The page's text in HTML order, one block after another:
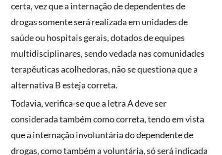
certa, vez que a internação de dependentes de
drogas somente será realizada em unidades de
saúde ou hospitais gerais, dotados de equipes
multidisciplinares, sendo vedada nas comunidades
terapêuticas acolhedoras, não se questiona que a
alternativa B esteja correta.
Todavia, verifica-se que a letra A deve ser
considerada também como correta, tendo em vista
que a internação involuntária do dependente de
drogas, como também a voluntária, só será indicada